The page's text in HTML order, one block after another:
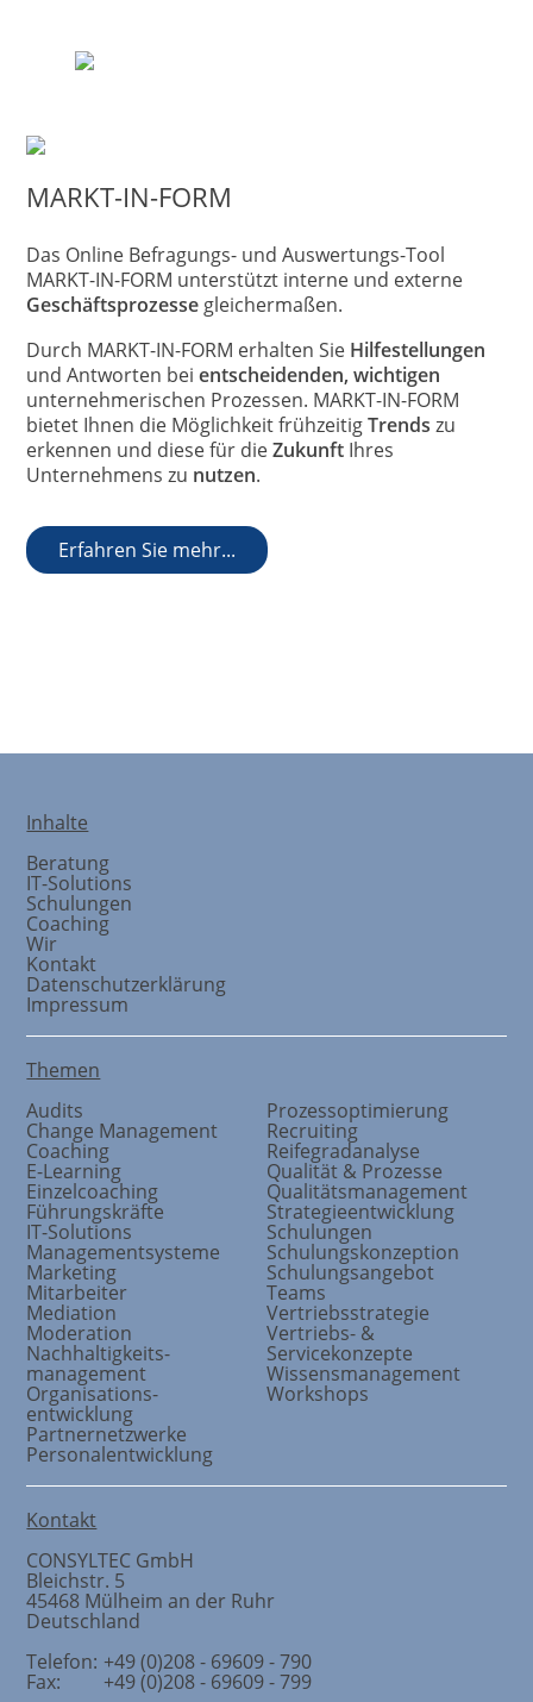
MARKT-IN-FORM
Das Online Befragungs- und Auswertungs-Tool
MARKT-IN-FORM unterstützt interne und externe
Geschäftsprozesse gleichermaßen.
Durch MARKT-IN-FORM erhalten Sie Hilfestellungen
und Antworten beientscheidenden, wichtigen
unternehmerischen Prozessen. MARKT-IN-FORM
bietet Ihnen die Möglichkeit frühzeitigTrends zu
erkennen und diese für dieZukunft Ihres
Unternehmens zu nutzen.
Erfahren Sie mehr...
Inhalte
Beratung
IT-Solutions
Schulungen
Coaching
Wir
Kontakt
Datenschutzerklärung
Impressum
Themen
Audits
Change Management
Coaching
E-Learning
Einzelcoaching
Führungskräfte
IT-Solutions
Managementsysteme
Marketing
Mitarbeiter
Mediation
Moderation
Nachhaltigkeits-
management
Organisations-
entwicklung
Partnernetzwerke
Personalentwicklung
Prozessoptimierung
Recruiting
Reifegradanalyse
Qualität & Prozesse
Qualitätsmanagement
Strategieentwicklung
Schulungen
Schulungskonzeption
Schulungsangebot
Teams
Vertriebsstrategie
Vertriebs- &
Servicekonzepte
Wissensmanagement
Workshops
Kontakt
CONSYLTEC GmbH
Bleichstr. 5
45468 Mülheim an der Ruhr
Deutschland
Telefon: +49 (0)208 - 69609 - 790
Fax: +49 (0)208 - 69609 - 799